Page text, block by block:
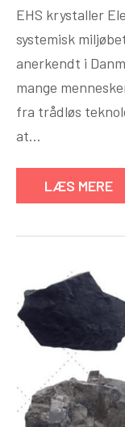
EHS krystaller
systemisk
anerkendt i
mange
fra trådløs
at…
LÆS MERE